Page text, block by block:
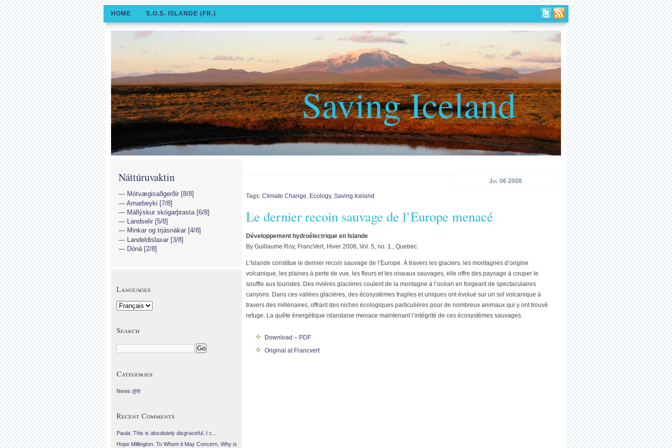
HOME S.O.S. ISLANDE (FR.)
Saving Iceland
Jul 06 2008
Tags: Climate Change, Ecology, Saving Iceland
Le dernier recoin sauvage de l’Europe menacé
Développement hydroélectrique en Islande
By Guillaume Roy, FrancVert, Hiver 2008, Vol. 5, no. 1., Quebec.
L’Islande constitue le dernier recoin sauvage de l’Europe. À travers les glaciers, les montagnes d’origine
volcanique, les plaines à perte de vue, les fleurs et les oiseaux sauvages, elle offre des paysage à couper le
souffle aux touristes. Des rivières glacières coulent de la montagne à l’océan en forgeant de spectaculaires
canyons. Dans ces vallées glacières, des écosystèmes fragiles et uniques ont évolué sur un sol volcanique à
travers des millénaires, offrant des niches écologiques particulières pour de nombreux animaux qui y ont trouvé
refuge. La quête énergétique islandaise menace maintenant l’intégrité de ces écosystèmes sauvages.
Download – PDF
Original at Francvert
Náttúruvaktin
Mótvægisaðgerðir [8/8]
Arnarbeyki [7/8]
Mállýskur skógarþrasta [6/8]
Landselir [5/8]
Minkar og trjásnákar [4/8]
Landeldislaxar [3/8]
Dóná [2/8]
Languages
Search
Categories
News @fr
Recent Comments
Paula: This is absolutely disgraceful. I c...
Hope Millington: To Whom it May Concern, Why is